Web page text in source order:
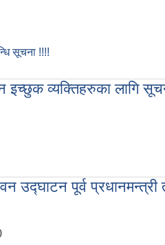
सूचना !!!!
इच्छुक व्यक्तिहरुका लागि
उद्घाटन पूर्व